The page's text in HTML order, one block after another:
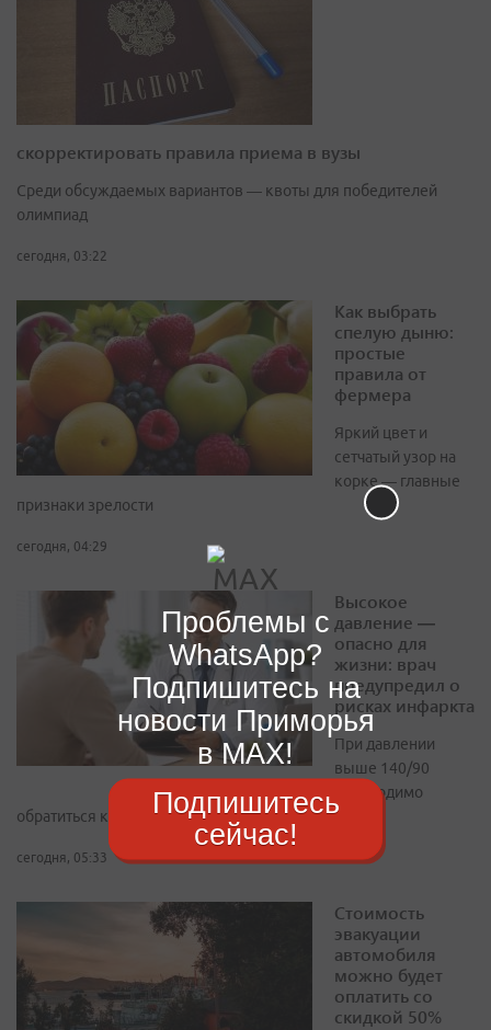
скорректировать правила приема в вузы
Среди обсуждаемых вариантов — квоты для победителей
олимпиад
сегодня, 03:22
Как выбрать
спелую дыню:
простые
правила от
фермера
Яркий цвет и
сетчатый узор на
корке — главные
признаки зрелости
сегодня, 04:29
Высокое
давление —
опасно для
жизни: врач
предупредил о
рисках инфаркта
При давлении
выше 140/90
необходимо
обратиться к врачу
сегодня, 05:33
Стоимость
эвакуации
автомобиля
можно будет
оплатить со
скидкой 50%
Проблемы с
WhatsApp?
Подпишитесь на
новости Приморья
в MAX!
Подпишитесь
сейчас!